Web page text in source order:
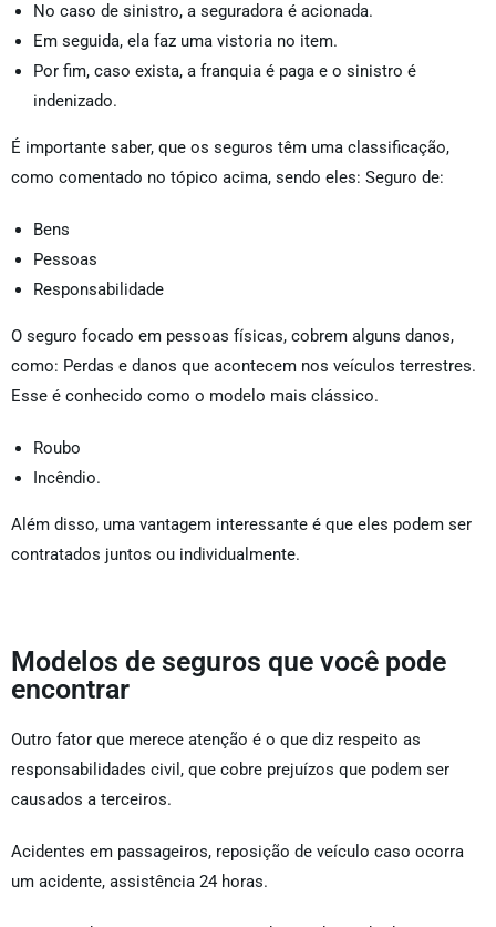
No caso de sinistro, a seguradora é acionada.
Em seguida, ela faz uma vistoria no item.
Por fim, caso exista, a franquia é paga e o sinistro é
indenizado.
É importante saber, que os seguros têm uma classificação,
como comentado no tópico acima, sendo eles: Seguro de:
Bens
Pessoas
Responsabilidade
O seguro focado em pessoas físicas, cobrem alguns danos,
como: Perdas e danos que acontecem nos veículos terrestres.
Esse é conhecido como o modelo mais clássico.
Roubo
Incêndio.
Além disso, uma vantagem interessante é que eles podem ser
contratados juntos ou individualmente.
Modelos de seguros que você pode
encontrar
Outro fator que merece atenção é o que diz respeito as
responsabilidades civil, que cobre prejuízos que podem ser
causados a terceiros.
Acidentes em passageiros, reposição de veículo caso ocorra
um acidente, assistência 24 horas.